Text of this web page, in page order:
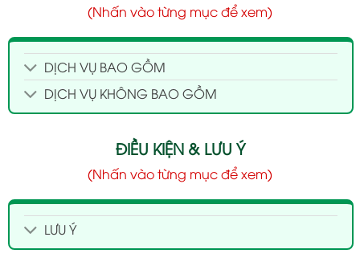
(Nhấn vào từng mục để xem)
DỊCH VỤ BAO GỒM
DỊCH VỤ KHÔNG BAO GỒM
ĐIỀU KIỆN & LƯU Ý
(Nhấn vào từng mục để xem)
LƯU Ý